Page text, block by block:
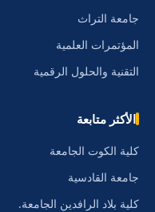
جامعة التراث
المؤتمرات العلمية
التقنية والحلول الرقمية
الأكثر متابعة
كلية الكوت الجامعة
جامعة القادسية
كلية بلاد الرافدين الجامعة.